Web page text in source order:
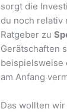
sorgt die
du noch relativ
Ratgeber zu
Gerätschaften
beispielsweise
am Anfang
Das wollten